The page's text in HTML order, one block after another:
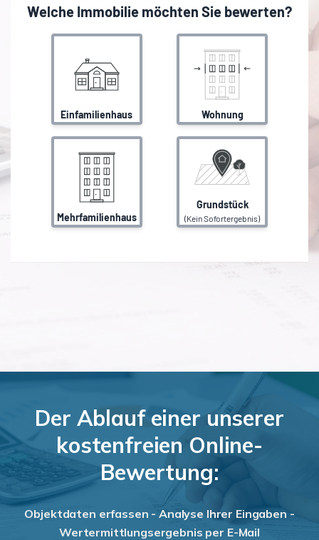
Der Ablauf einer unserer
kostenfreien Online-
Bewertung:
Objektdaten erfassen - Analyse Ihrer Eingaben -
Wertermittlungsergebnis per E-Mail